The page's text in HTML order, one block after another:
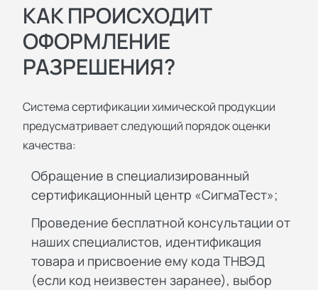
КАК ПРОИСХОДИТ
ОФОРМЛЕНИЕ
РАЗРЕШЕНИЯ?
Система сертификации химической продукции
предусматривает следующий порядок оценки
качества:
Обращение в специализированный
сертификационный центр «СигмаТест»;
Проведение бесплатной консультации от
наших специалистов, идентификация
товара и присвоение ему кода ТНВЭД
(если код неизвестен заранее), выбор